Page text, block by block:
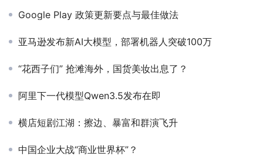
Google Play 政策更新要点与最佳做法
亚马逊发布新AI大模型，部署机器人突破100万
“花西子们” 抢滩海外，国货美妆出息了？
阿里下一代模型Qwen3.5发布在即
横店短剧江湖：擦边、暴富和群演飞升
中国企业大战“商业世界杯”？